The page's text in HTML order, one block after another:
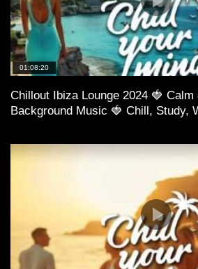
01:08:20
Chillout Ibiza Lounge 2024 🍓 Calm
Background Music 🍓 Chill, Study,